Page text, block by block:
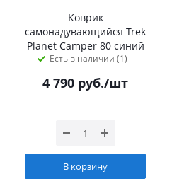
Коврик
самонадувающийся Trek
Planet Camper 80 синий
Есть в наличии (1)
4 790 руб./шт
В корзину